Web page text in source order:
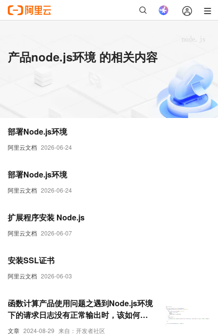
产品node.js环境 的相关内容
阿里云文档 2026-06-24
部署Node.js环境
阿里云文档 2026-06-24
部署Node.js环境
阿里云文档 2026-06-07
扩展程序安装 Node.js
阿里云文档 2026-06-03
安装SSL证书
文章 2024-08-29 来自：开发者社区
函数计算产品使用问题之遇到Node.js环境
下的请求日志没有正常输出时，该如何排
查